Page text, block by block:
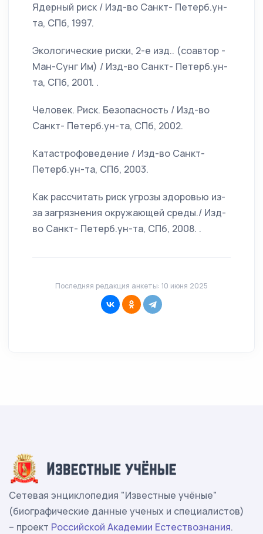
Ядерный риск / Изд-во Санкт- Петерб.ун-
та, СПб, 1997.
Экологические риски, 2-е изд.. (соавтор -
Ман-Сунг Им) / Изд-во Санкт- Петерб.ун-
та, СПб, 2001. .
Человек. Риск. Безопасность / Изд-во
Санкт- Петерб.ун-та, СПб, 2002.
Катастрофоведение / Изд-во Санкт-
Петерб.ун-та, СПб, 2003.
Как рассчитать риск угрозы здоровью из-
за загрязнения окружающей среды./ Изд-
во Санкт- Петерб.ун-та, СПб, 2008. .
Последняя редакция анкеты: 10 июня 2025
Сетевая энциклопедия "Известные учёные"
(биографические данные ученых и специалистов)
– проект Российской Академии Естествознания.